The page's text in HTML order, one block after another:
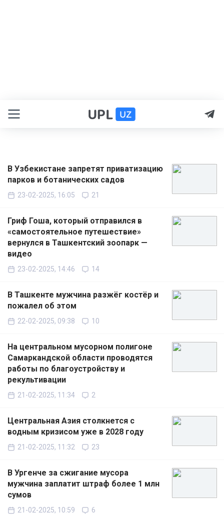
В Узбекистане запретят приватизацию
парков и ботанических садов
23-02-2025, 16:05 21
Гриф Гоша, который отправился в
«самостоятельное путешествие»
вернулся в Ташкентский зоопарк —
видео
23-02-2025, 14:46 14
В Ташкенте мужчина разжёг костёр и
пожалел об этом
22-02-2025, 09:38 10
На центральном мусорном полигоне
Самаркандской области проводятся
работы по благоустройству и
рекультивации
21-02-2025, 11:34 2
Центральная Азия столкнется с
водным кризисом уже в 2028 году
21-02-2025, 11:32 23
В Ургенче за сжигание мусора
мужчина заплатит штраф более 1 млн
сумов
21-02-2025, 10:59 6